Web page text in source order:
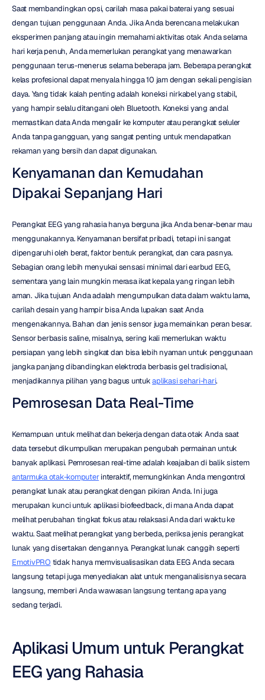
Saat membandingkan opsi, carilah masa pakai baterai yang sesuai
dengan tujuan penggunaan Anda. Jika Anda berencana melakukan
eksperimen panjang atau ingin memahami aktivitas otak Anda selama
hari kerja penuh, Anda memerlukan perangkat yang menawarkan
penggunaan terus-menerus selama beberapa jam. Beberapa perangkat
kelas profesional dapat menyala hingga 10 jam dengan sekali pengisian
daya. Yang tidak kalah penting adalah koneksi nirkabel yang stabil,
yang hampir selalu ditangani oleh Bluetooth. Koneksi yang andal
memastikan data Anda mengalir ke komputer atau perangkat seluler
Anda tanpa gangguan, yang sangat penting untuk mendapatkan
rekaman yang bersih dan dapat digunakan.
Kenyamanan dan Kemudahan
Dipakai Sepanjang Hari
Perangkat EEG yang rahasia hanya berguna jika Anda benar-benar mau
menggunakannya. Kenyamanan bersifat pribadi, tetapi ini sangat
dipengaruhi oleh berat, faktor bentuk perangkat, dan cara pasnya.
Sebagian orang lebih menyukai sensasi minimal dari earbud EEG,
sementara yang lain mungkin merasa ikat kepala yang ringan lebih
aman. Jika tujuan Anda adalah mengumpulkan data dalam waktu lama,
carilah desain yang hampir bisa Anda lupakan saat Anda
mengenakannya. Bahan dan jenis sensor juga memainkan peran besar.
Sensor berbasis saline, misalnya, sering kali memerlukan waktu
persiapan yang lebih singkat dan bisa lebih nyaman untuk penggunaan
jangka panjang dibandingkan elektroda berbasis gel tradisional,
menjadikannya pilihan yang bagus untuk aplikasi sehari-hari.
Pemrosesan Data Real-Time
Kemampuan untuk melihat dan bekerja dengan data otak Anda saat
data tersebut dikumpulkan merupakan pengubah permainan untuk
banyak aplikasi. Pemrosesan real-time adalah keajaiban di balik sistem
antarmuka otak-komputer interaktif, memungkinkan Anda mengontrol
perangkat lunak atau perangkat dengan pikiran Anda. Ini juga
merupakan kunci untuk aplikasi biofeedback, di mana Anda dapat
melihat perubahan tingkat fokus atau relaksasi Anda dari waktu ke
waktu. Saat melihat perangkat yang berbeda, periksa jenis perangkat
EmotivPRO tidak hanya memvisualisasikan data EEG Anda secara
langsung tetapi juga menyediakan alat untuk menganalisisnya secara
langsung, memberi Anda wawasan langsung tentang apa yang
sedang terjadi.
Aplikasi Umum untuk Perangkat
EEG yang Rahasia